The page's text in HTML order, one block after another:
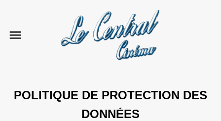
POLITIQUE DE PROTECTION DES
DONNÉES